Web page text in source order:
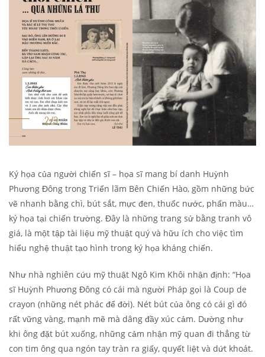
Ký họa của người chiến sĩ – họa sĩ mang bí danh Huỳnh
Phương Đông trong Triển lãm Bên Chiến Hào, gồm những bức
vẽ nhanh bằng chì, bút sắt, mực đen, thuốc nước, phấn màu…
ký họa tại chiến trường. Đây là những trang sử bằng tranh vô
giá, là một tập tài liệu mỹ thuật quý và hữu ích cho việc tìm
hiểu nghệ thuật tạo hình trong ký họa kháng chiến.
Như nhà nghiên cứu mỹ thuật Ngô Kim Khôi nhận định: “Họa
sĩ Huỳnh Phương Đông có cái mà người Pháp gọi là Coup de
crayon (những nét phác để đời). Nét bút của ông có cái gì đó
rất vững vàng, mạnh mẽ mà dâng đầy xúc cảm. Dường như
khi ông đặt bút xuống, những cảm nhận mỹ quan đi thẳng từ
con tim ông qua ngón tay tràn ra giấy, quyết liệt và dứt khoát.